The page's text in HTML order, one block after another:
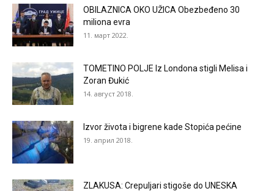
OBILAZNICA OKO UŽICA Obezbeđeno 30
miliona evra
11. март 2022.
TOMETINO POLJE Iz Londona stigli Melisa i
Zoran Đukić
14. август 2018.
Izvor života i bigrene kade Stopića pećine
19. април 2018.
ZLAKUSA: Crepuljari stigoše do UNESKA